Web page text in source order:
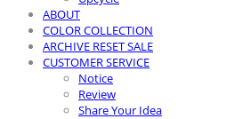
ABOUT
COLOR COLLECTION
ARCHIVE RESET SALE
CUSTOMER SERVICE
Notice
Review
Share Your Idea